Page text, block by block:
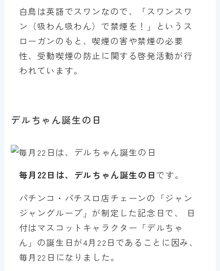
白鳥は英語でスワンなので、「スワンスワ
ン（吸わん吸わん）で禁煙を！」というス
ローガンのもと、喫煙の害や禁煙の必要
性、受動喫煙の防止に関する啓発活動が行
われています。
デルちゃん誕生の日
毎月22日は、デルちゃん誕生の日 です。
パチンコ・パチスロ店チェーンの「ジャン
ジャングループ」が制定した記念日で、 日
付はマスコットキャラクター「デルちゃ
ん」の誕生日が4月22日であることに因み、
毎月22日になりました。